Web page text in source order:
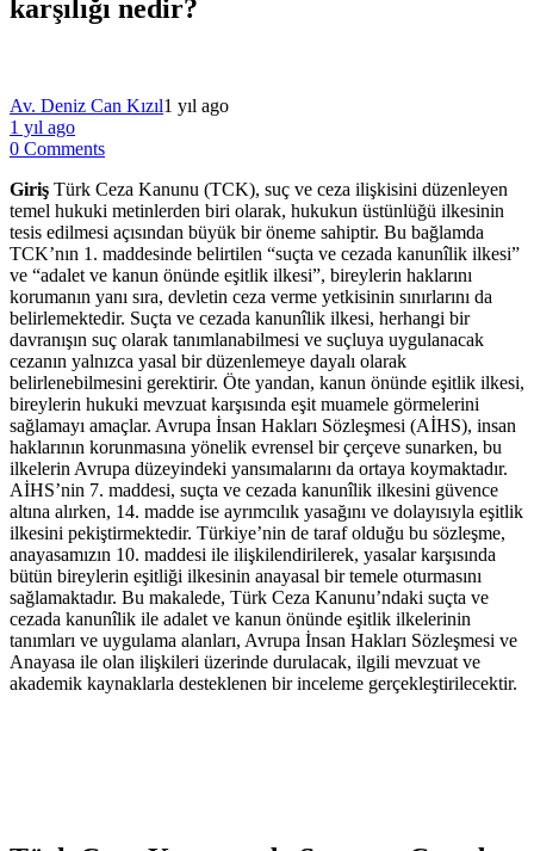
karşılığı nedir?
Av. Deniz Can Kızıl1 yıl ago
1 yıl ago
0 Comments
Giriş Türk​ Ceza Kanunu (TCK), suç ve ceza‍ ilişkisini düzenleyen
temel hukuki metinlerden biri olarak, ⁢hukukun üstünlüğü ilkesinin
tesis edilmesi açısından büyük bir öneme sahiptir. Bu bağlamda‍
TCK’nın 1.⁣ maddesinde belirtilen “suçta ve cezada kanunîlik ilkesi”
ve “adalet ve kanun​ önünde⁤ eşitlik ilkesi”, bireylerin haklarını
korumanın yanı sıra, devletin ceza verme yetkisinin sınırlarını da
belirlemektedir. Suçta ve cezada​ kanunîlik ​ilkesi, herhangi bir
davranışın suç olarak tanımlanabilmesi⁤ ve ‌suçluya uygulanacak‍
cezanın yalnızca yasal bir⁤ düzenlemeye dayalı olarak
belirlenebilmesini gerektirir. Öte yandan,⁢ kanun önünde eşitlik ilkesi,
⁢bireylerin hukuki mevzuat karşısında eşit ⁢muamele görmelerini
sağlamayı‍ amaçlar. Avrupa İnsan Hakları Sözleşmesi (AİHS), insan
‌haklarının korunmasına yönelik evrensel bir ⁢çerçeve sunarken, bu
ilkelerin‌ Avrupa ‍düzeyindeki yansımalarını da ortaya koymaktadır.
AİHS’nin 7. maddesi, suçta ve cezada ‌kanunîlik ilkesini güvence
altına alırken, 14. madde ​ise ayrımcılık yasağını⁣ ve dolayısıyla eşitlik
‍ilkesini ​pekiştirmektedir. Türkiye’nin de taraf olduğu ​bu sözleşme,
anayasamızın 10. maddesi ile ilişkilendirilerek, yasalar karşısında
bütün⁢ bireylerin eşitliği ilkesinin anayasal ‍bir temele oturmasını
sağlamaktadır. Bu makalede,​ Türk ​Ceza Kanunu’ndaki‌ suçta ve
cezada kanunîlik⁣ ile adalet ve‌ kanun önünde eşitlik ilkelerinin
tanımları ve ​uygulama ⁣alanları, Avrupa‍ İnsan Hakları Sözleşmesi ve
Anayasa ile olan ​ilişkileri üzerinde ⁤durulacak, ilgili ⁢mevzuat ve
akademik‍ kaynaklarla desteklenen⁤ bir inceleme gerçekleştirilecektir.